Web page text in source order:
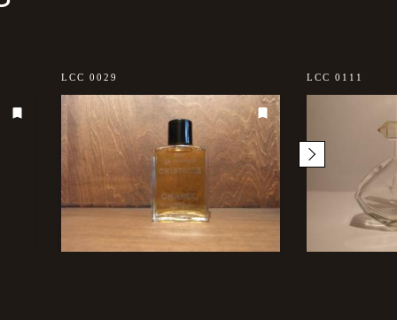
LCC 0029 LCC 0111